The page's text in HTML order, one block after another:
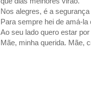
Nos alegres, é a
Para sempre hei de amá-
Ao seu lado quero estar
Mãe, minha querida. Mãe,